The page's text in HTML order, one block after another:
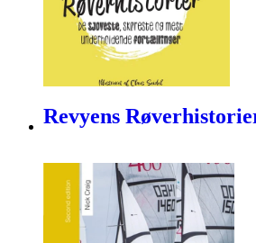
Revyens